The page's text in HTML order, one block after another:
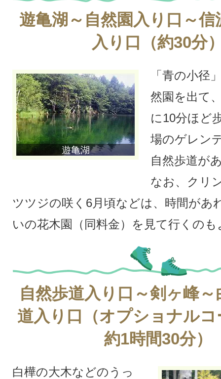
遊亀湖～自然園入り口～信
入り口（約30分
遊亀湖
「青の小径
然園を出て
に10分ほど
場のゲレン
自然歩道が
なお、クリ
ツツジの咲く6月頃などは、時間があ
いの花木園（同料金）を見て行くの
自然歩道入り口～剣ヶ峰～
道入り口（オプショナル
約1時間30分）
白樺の大木などのうっ